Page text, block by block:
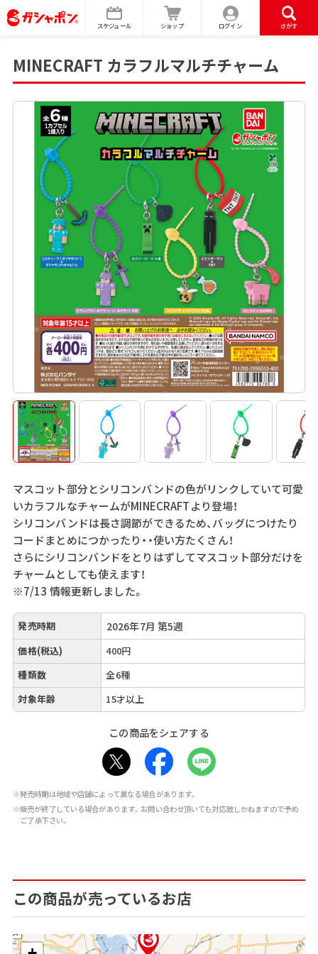
スケジュール ショップ ログイン さがす
MINECRAFT カラフルマルチチャーム
マスコット部分とシリコンバンドの色がリンクしていて可愛
いカラフルなチャームがMINECRAFTより登場！
シリコンバンドは長さ調節ができるため、バッグにつけたり
コードまとめにつかったり・・使い方たくさん！
さらにシリコンバンドをとりはずしてマスコット部分だけを
チャームとしても使えます！
※7/13 情報更新しました。
発売時期 2026年7月 第5週
価格(税込)
400円
種類数
全6種
対象年齢
15才以上
この商品をシェアする
※発売時期は地域や店舗によって異なる場合があります。
※販売が終了している場合があります。お問い合わせ頂いても対応致しかねますので予め
ご了承下さい。
この商品が売っているお店